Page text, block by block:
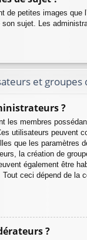
de petites images que
son sujet. Les
et groupes
?
les membres
utilisateurs peuvent
que les paramètres
la création de
également être
Tout ceci dépend de la
?